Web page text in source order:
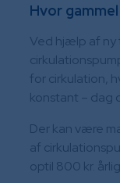
​Hvor
Ved hjælp af ny
for cirkulation,
konstant – dag
Der kan være
af
optil 800 kr.